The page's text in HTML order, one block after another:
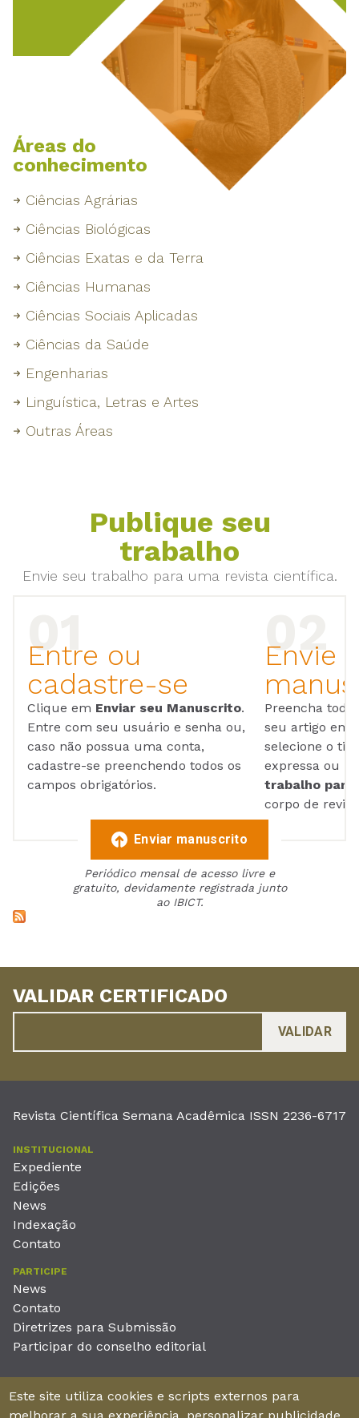
Áreas do
conhecimento
Ciências Agrárias
Ciências Biológicas
Ciências Exatas e da Terra
Ciências Humanas
Ciências Sociais Aplicadas
Ciências da Saúde
Engenharias
Linguística, Letras e Artes
Outras Áreas
Publique seu
trabalho
Envie seu trabalho para uma revista científica.
Entre ou
cadastre-se
Clique em Enviar seu Manuscrito.
Entre com seu usuário e senha ou,
caso não possua uma conta,
cadastre-se preenchendo todos os
campos obrigatórios.
Envie
Preencha
seu artigo em
selecione o
expressa ou
trabalho para
corpo de
Enviar manuscrito
Periódico mensal de acesso livre e
gratuito, devidamente registrada junto
ao IBICT.
VALIDAR CERTIFICADO
Revista Científica Semana Acadêmica ISSN 2236-6717
INSTITUCIONAL
Expediente
Edições
News
Indexação
Contato
PARTICIPE
News
Contato
Diretrizes para Submissão
Participar do conselho editorial
Unieducar Inteligência Educacional Ltda
Este site utiliza cookies e scripts externos para